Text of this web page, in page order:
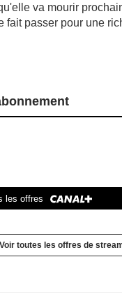
va mourir
fait passer pour une
les offres
Voir toutes les offres de